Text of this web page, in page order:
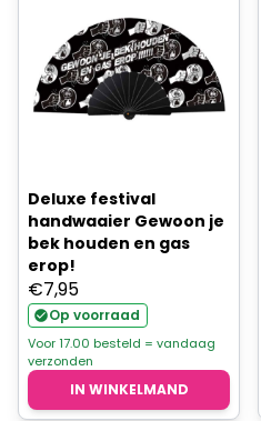
Deluxe festival
handwaaier Gewoon je
bek houden en gas
erop!
€7,95
Op voorraad
Voor 17.00 besteld = vandaag
verzonden
IN WINKELMAND